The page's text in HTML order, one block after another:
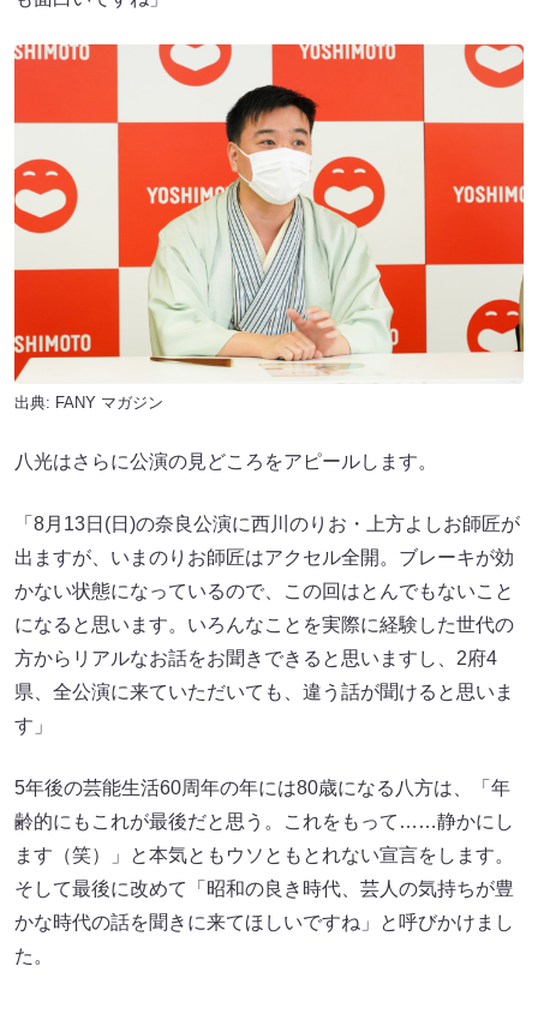
出典: FANY マガジン
八光はさらに公演の見どころをアピールします。
「8月13日(日)の奈良公演に西川のりお・上方よしお師匠が
出ますが、いまのりお師匠はアクセル全開。ブレーキが効
かない状態になっているので、この回はとんでもないこと
になると思います。いろんなことを実際に経験した世代の
方からリアルなお話をお聞きできると思いますし、2府4
県、全公演に来ていただいても、違う話が聞けると思いま
す」
5年後の芸能生活60周年の年には80歳になる八方は、「年
齢的にもこれが最後だと思う。これをもって……静かにし
ます（笑）」と本気ともウソともとれない宣言をします。
そして最後に改めて「昭和の良き時代、芸人の気持ちが豊
かな時代の話を聞きに来てほしいですね」と呼びかけまし
た。